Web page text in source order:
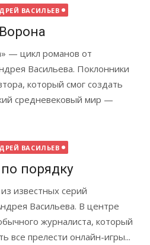
ВАСИЛЬЕВ
— цикл романов от
Васильева. Поклонники
который смог создать
средневековый мир —
ВАСИЛЬЕВ
порядку
известных серий
Васильева. В центре
журналиста, который
все прелести онлайн-игры...